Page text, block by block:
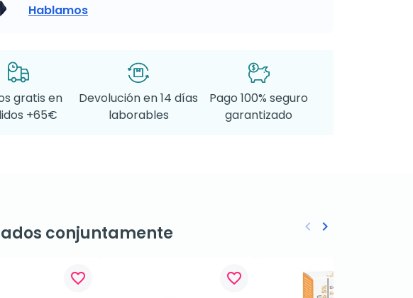
Hablamos
gratis en
+65€
Devolución en 14 días
laborables
Pago 100% seguro
garantizado
conjuntamente
favorite_border favorite_border
Anterior
keyboard_arrow_left Siguiente
keyboard_arrow_right